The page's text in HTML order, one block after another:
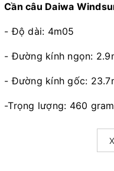
Cần câu Daiwa
- Độ dài: 4m05
- Đường kính ngọn:
- Đường kính gốc:
-Trọng lượng: 460 gram
- Độ cứng: T33 (BX)
- Màu: Xanh dương